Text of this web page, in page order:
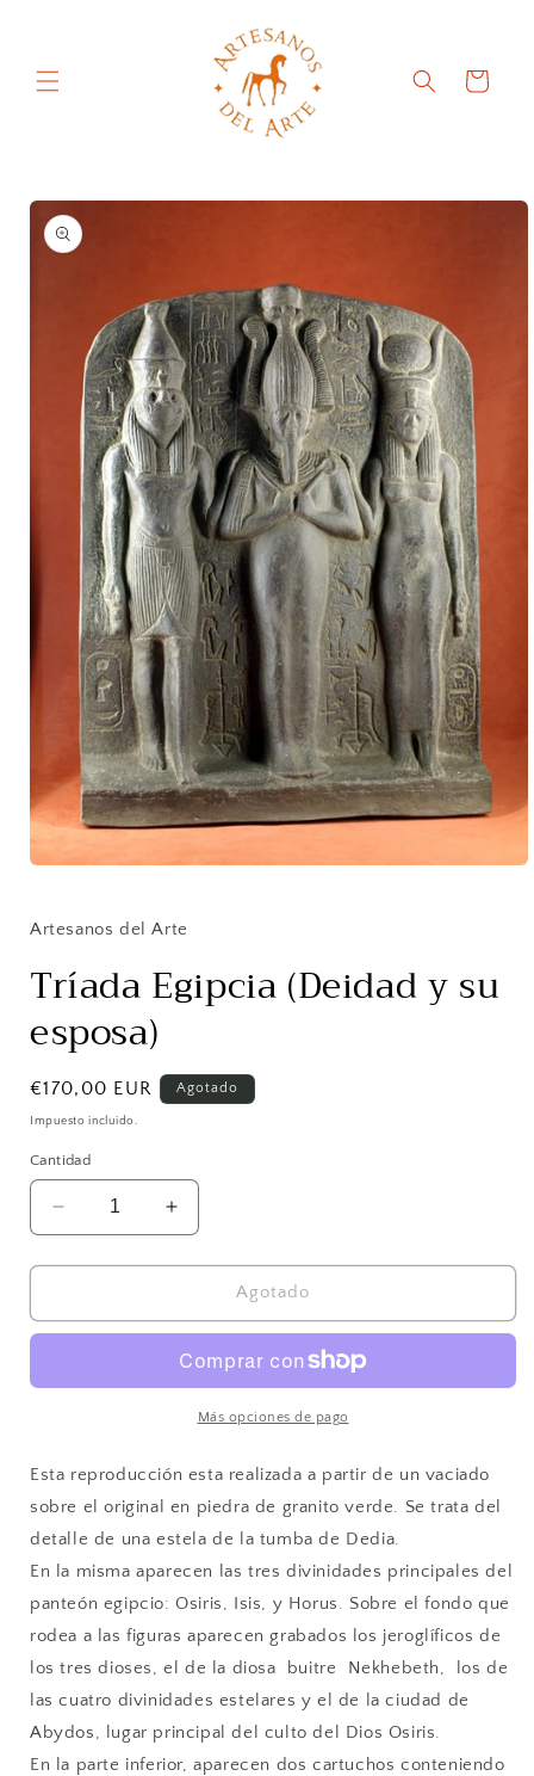
Carrito
directamente
información
1
ventana
modal
Artesanos del Arte
Tríada Egipcia (Deidad y su
esposa)
Precio
habitual
€170,00 EUR Agotado
Impuesto incluido.
Cantidad
Reducir
cantidad
para
Egipcia
su
Aumentar
cantidad
para
Egipcia
su
esposa)
Agotado
Más opciones de pago
Esta reproducción esta realizada a partir de un vaciado
sobre el original en piedra de granito verde. Se trata del
detalle de una estela de la tumba de Dedia.
En la misma aparecen las tres divinidades principales del
panteón egipcio: Osiris, Isis, y Horus. Sobre el fondo que
rodea a las figuras aparecen grabados los jeroglíficos de
los tres dioses, el de la diosa buitre Nekhebeth, los de
las cuatro divinidades estelares y el de la ciudad de
Abydos, lugar principal del culto del Dios Osiris.
En la parte inferior, aparecen dos cartuchos conteniendo